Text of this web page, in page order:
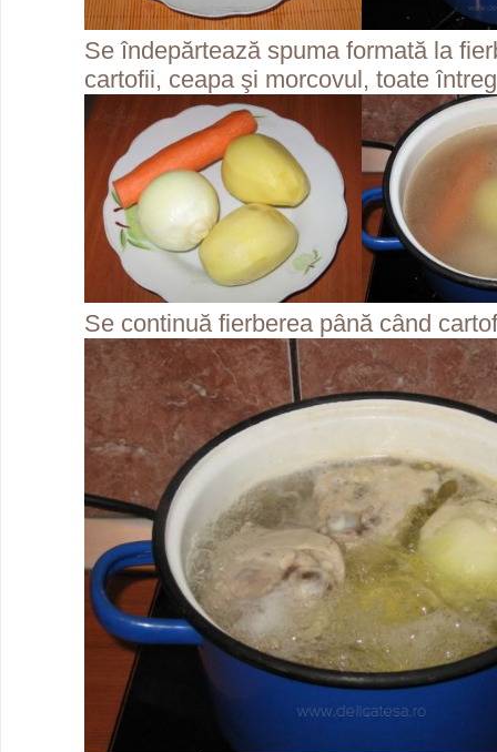
Se îndepărtează spuma formată la
cartofii, ceapa şi morcovul, toate
Se continuă fierberea până când